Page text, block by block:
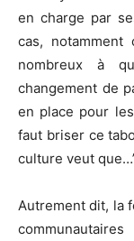
en charge par
cas,
nombreux à
changement de
en place pour
faut briser ce
culture veut
Autrement dit, la